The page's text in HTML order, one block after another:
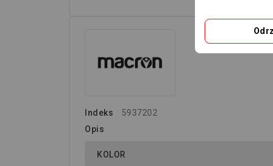
Indeks
5937202
Opis
KOLOR